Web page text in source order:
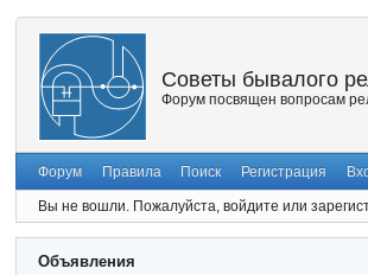
Советы бывалого
Форум посвящен вопросам
Форум Правила Поиск Регистрация
Вы не вошли. Пожалуйста, войдите или
Объявления